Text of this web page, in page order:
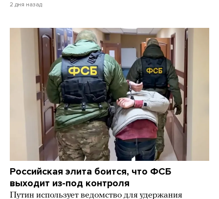
2 дня назад
Российская элита боится, что ФСБ
выходит из-под контроля
Путин использует ведомство для удержания